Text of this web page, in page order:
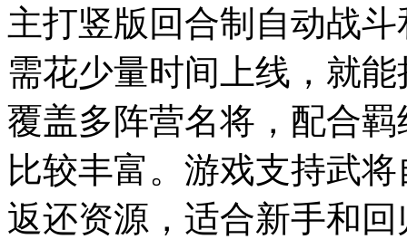
主打竖版回合制自动战
需花少量时间上线，就
覆盖多阵营名将，配合
比较丰富。游戏支持武
返还资源，适合新手和